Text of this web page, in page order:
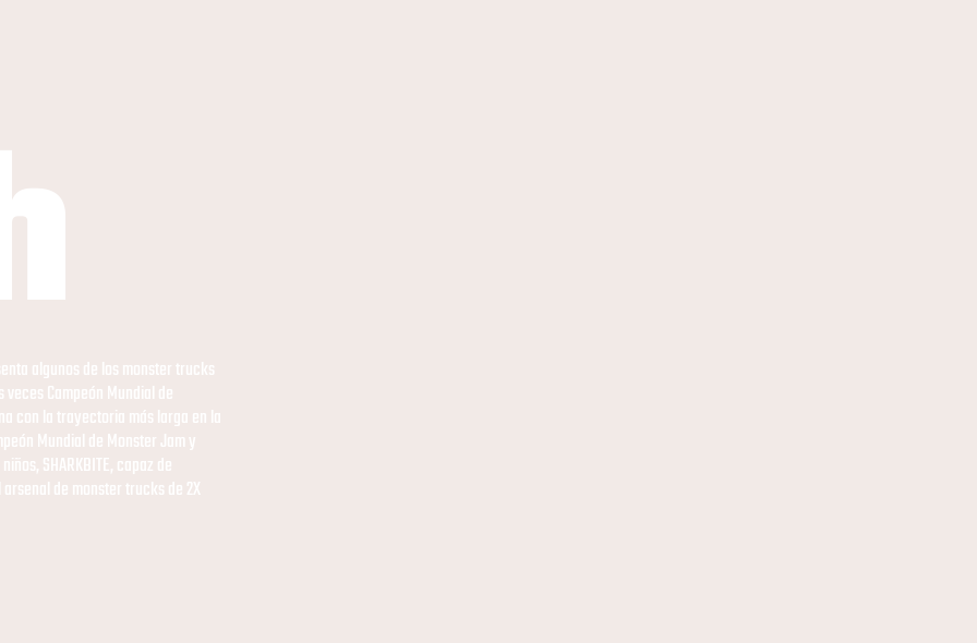
algunos de los monster trucks
Campeón Mundial de
con la trayectoria más larga en la
Mundial de Monster Jam y
SHARKBITE, capaz de
de monster trucks de 2X